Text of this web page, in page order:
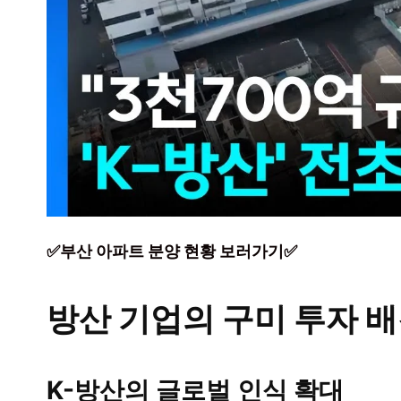
✅부산 아파트 분양 현황 보러가기✅
방산 기업의 구미 투자
K-방산의 글로벌 인식 확대